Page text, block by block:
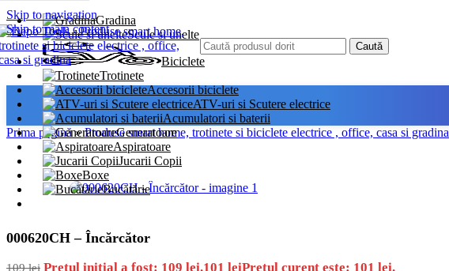
Skip to navigation
Skip to main content
Caută
Gradina
Scule si unelte
Biciclete
Trotinete
Accesorii biciclete
ATV-uri si Scutere electrice
Acumulatori si baterii
Generatoare
Aspiratoare
Jucarii Copii
Boxe
Bucătărie
Prima pagină»Produse smart home, trotinete si biciclete electrice , office, casa si gradina
-7%
000620CH – Încărcător
109lei Prețul inițial a fost: 109 lei.101 leiPrețul curent este: 101 lei.